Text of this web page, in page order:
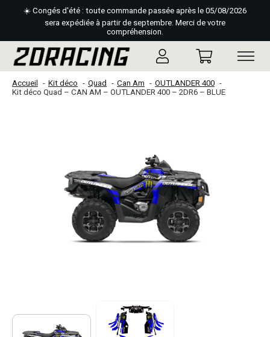
☀️ Congés d'été : toute commande passée après le 05/08/2026
sera expédiée à partir de septembre. Merci de votre
compréhension.
Accueil Kit déco Quad Can Am
OUTLANDER 400
Kit déco Quad – CAN AM – OUTLANDER 400 – 2DR6 – BLUE